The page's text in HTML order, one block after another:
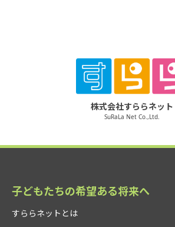
株式会社すららネット
SuRaLa Net Co.,Ltd.
子どもたちの希望ある将来へ
すららネットとは